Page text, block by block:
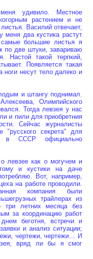
удивило. Местное
растением и не
Василий отвечает,
два кустика растут
большие листья я
по две штуки, завариваю
Настой такой терпкий,
Появляется такая
ноги несут тело далеко и
и штангу поднимал.
Олимпийского
Тогда левзея у нас
и пили для приобретния
Сейчас журналисты
"русского секрета" для
в СССР официально
левзее как о могучем и
и кустики на даче
Вот, например,
на работе проводили.
компания были
трайлерах из
три летних месяца без
за координацию работ
беготня, встречи и
и анализ ситуации;
чертежи, чертежи… И
вряд ли бы я смог